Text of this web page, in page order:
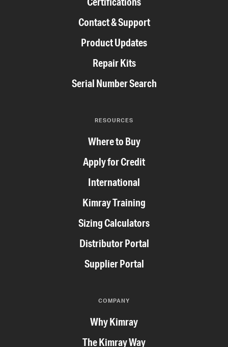
Contact & Support
Product Updates
Repair Kits
Serial Number Search
RESOURCES
Where to Buy
Apply for Credit
International
Kimray Training
Sizing Calculators
Distributor Portal
Supplier Portal
COMPANY
Why Kimray
The Kimray Way